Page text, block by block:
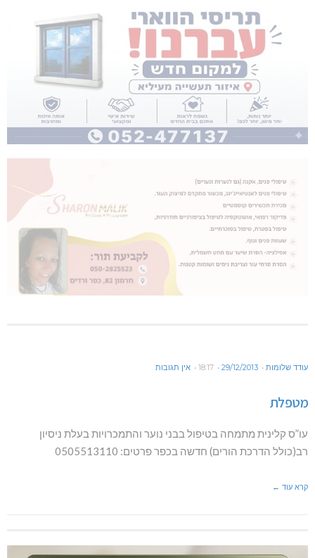
עודד שלומות 29/12/2013
18:17 אין תגובות
מטפלת
עו”ס קלינית מתמחה בטיפול בבני נוער והתמכרויות בעלת ניסיון
רב(כולל הדרכת הורים) חדשה בכפר פרטים: 0505513110
קרא עוד ←